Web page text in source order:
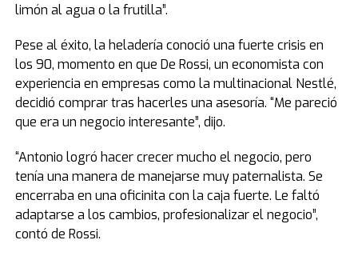
limón al agua o la frutilla”.
Pese al éxito, la heladería conoció una fuerte crisis en
los 90, momento en que De Rossi, un economista con
experiencia en empresas como la multinacional Nestlé,
decidió comprar tras hacerles una asesoría. “Me pareció
que era un negocio interesante”, dijo.
“Antonio logró hacer crecer mucho el negocio, pero
tenía una manera de manejarse muy paternalista. Se
encerraba en una oficinita con la caja fuerte. Le faltó
adaptarse a los cambios, profesionalizar el negocio”,
contó de Rossi.